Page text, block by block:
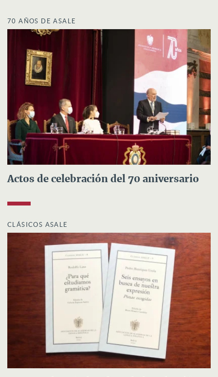
70 AÑOS DE ASALE
Actos de celebración del 70 aniversario
CLÁSICOS ASALE